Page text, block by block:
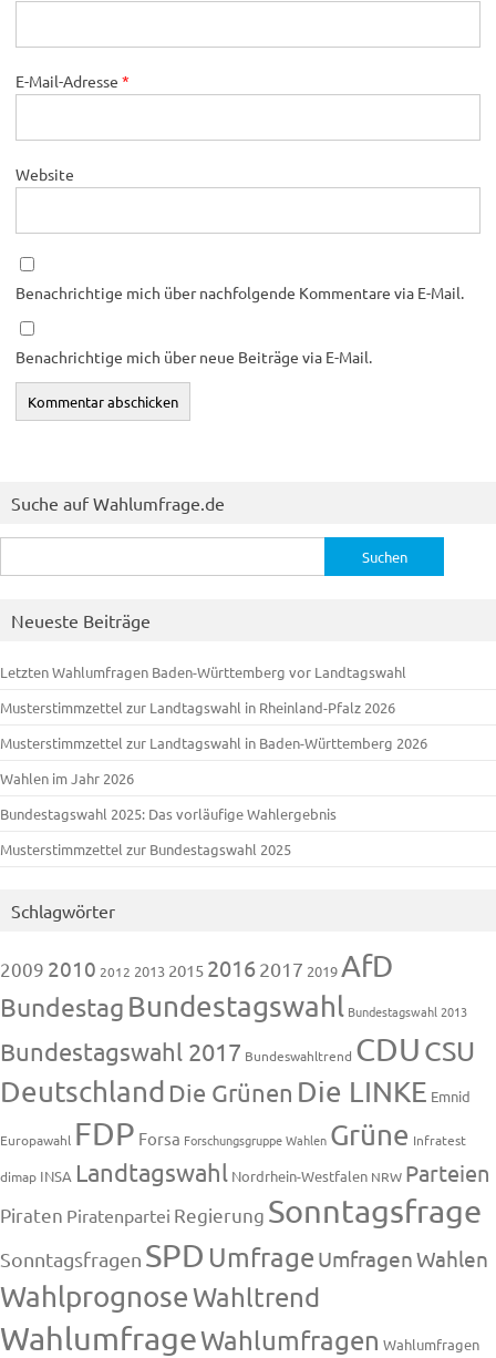
E-Mail-Adresse *
Website
Benachrichtige mich über nachfolgende Kommentare via E-Mail.
Benachrichtige mich über neue Beiträge via E-Mail.
Suche auf Wahlumfrage.de
nach:
Neueste Beiträge
Letzten Wahlumfragen Baden-Württemberg vor Landtagswahl
Musterstimmzettel zur Landtagswahl in Rheinland-Pfalz 2026
Musterstimmzettel zur Landtagswahl in Baden-Württemberg 2026
Wahlen im Jahr 2026
Bundestagswahl 2025: Das vorläufige Wahlergebnis
Musterstimmzettel zur Bundestagswahl 2025
Schlagwörter
2009 2010 2012 2013 2015 20162017 2019 AfD
Bundestag Bundestagswahl Bundestagswahl 2013
Bundestagswahl 2017 Bundeswahltrend CDUCSU
Deutschland Die Grünen Die LINKE Emnid
Europawahl FDP Forsa Forschungsgruppe Wahlen Grüne Infratest
dimap INSA Landtagswahl Nordrhein-Westfalen NRW Parteien
Piraten Piratenpartei Regierung Sonntagsfrage
Sonntagsfragen SPD Umfrage UmfragenWahlen
WahlprognoseWahltrend
WahlumfrageWahlumfragen Wahlumfragen